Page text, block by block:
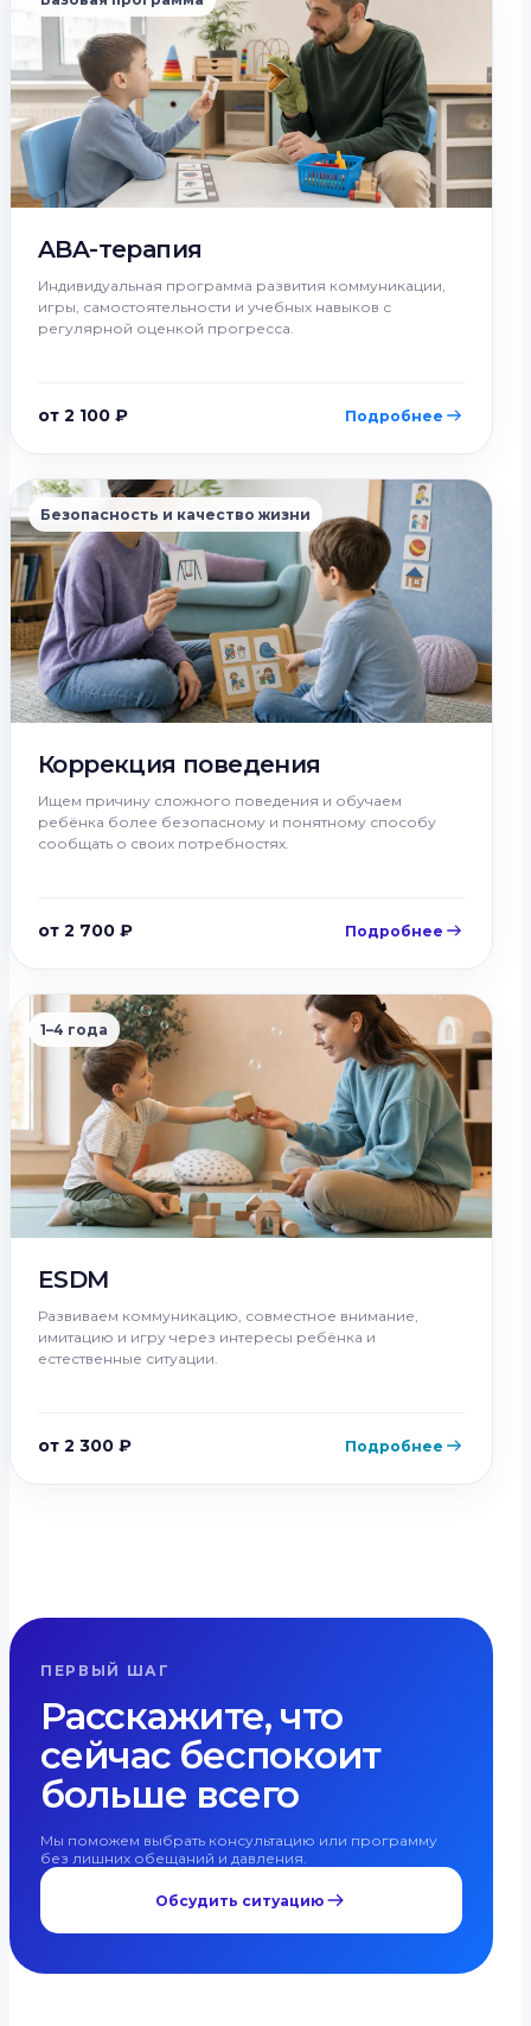
ABA-терапия
Индивидуальная программа развития коммуникации,
игры, самостоятельности и учебных навыков с
регулярной оценкой прогресса.
от 2 100 ₽ Подробнее
Безопасность и качество жизни
Коррекция поведения
Ищем причину сложного поведения и обучаем
ребёнка более безопасному и понятному способу
сообщать о своих потребностях.
от 2 700 ₽ Подробнее
1–4 года
ESDM
Развиваем коммуникацию, совместное внимание,
имитацию и игру через интересы ребёнка и
естественные ситуации.
от 2 300 ₽ Подробнее
ПЕРВЫЙ ШАГ
Расскажите, что
сейчас беспокоит
больше всего
Мы поможем выбрать консультацию или программу
без лишних обещаний и давления.
Обсудить ситуацию